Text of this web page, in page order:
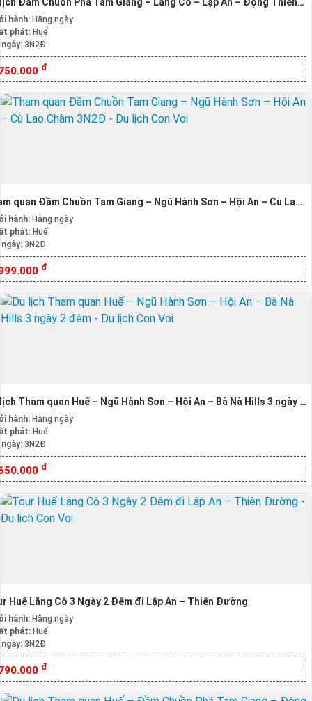
3 Ngày 2 Đêm
hành: Hằng ngày
phát: Huế
3N2Đ
đ
quan Đầm Chuồn Tam Giang – Ngũ Hành Sơn – Hội An – Cù Lao
3N2Đ
hành: Hằng ngày
phát: Huế
3N2Đ
đ
Tham quan Huế – Ngũ Hành Sơn – Hội An – Bà Nà Hills 3 ngày 2
hành: Hằng ngày
phát: Huế
3N2Đ
đ
Huế Lăng Cô 3 Ngày 2 Đêm đi Lập An – Thiên Đường
hành: Hằng ngày
phát: Huế
3N2Đ
đ